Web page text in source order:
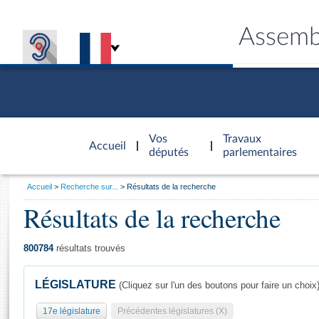
Accueil
d'accueil
Vos
députés
Travaux
parlementaires
Général
Vous
Accueil Recherche sur... Résultats de la recherche
Résultats de la recherche
800784résultats trouvés
LÉGISLATURE (Cliquez sur l'un des boutons pour faire un choix)
17e législature Précédentes législatures (X)